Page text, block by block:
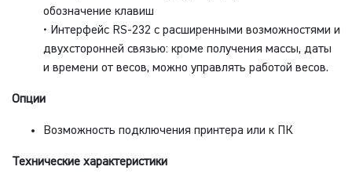
обозначение клавиш
• Интерфейс RS-232 с расширенными возможностями и
двухсторонней связью: кроме получения массы, даты
и времени от весов, можно управлять работой весов.
Опции
Возможность подключения принтера или к ПК
Технические характеристики